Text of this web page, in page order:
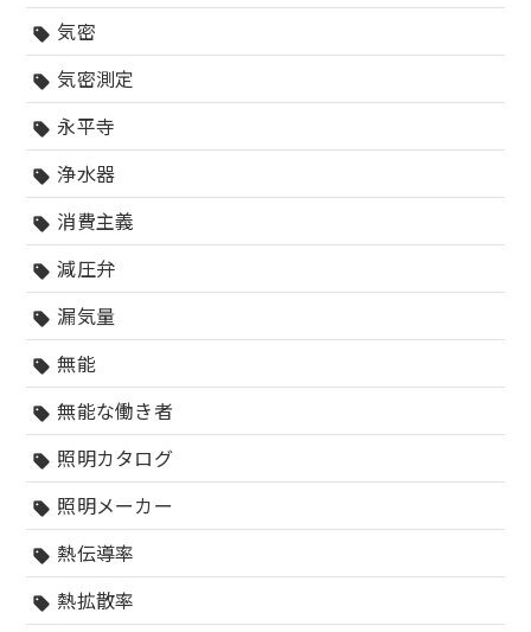
sell 気密
sell 気密測定
sell 永平寺
sell 浄水器
sell 消費主義
sell 減圧弁
sell 漏気量
sell 無能
sell 無能な働き者
sell 照明カタログ
sell 照明メーカー
sell 熱伝導率
sell 熱拡散率